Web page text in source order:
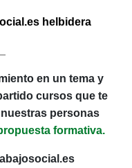
helbidera
en un tema y
cursos que te
personas
formativa.